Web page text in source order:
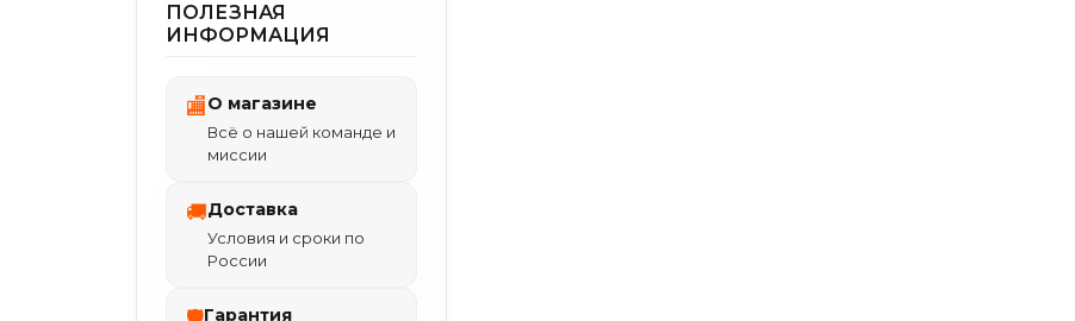
ПОЛЕЗНАЯ
ИНФОРМАЦИЯ
🏬О магазине
Всё о нашей команде и
миссии
🚚Доставка
Условия и сроки по
России
Гарантия